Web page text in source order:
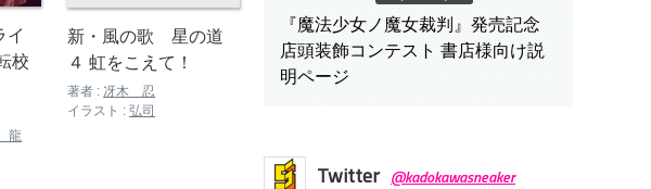
イ
校
龍
新・風の歌 星の道
４ 虹をこえて！
著者 : 冴木 忍
イラスト : 弘司
『魔法少女ノ魔女裁判』発売記念
店頭装飾コンテスト 書店様向け説
明ページ
Twitter @kadokawasneaker